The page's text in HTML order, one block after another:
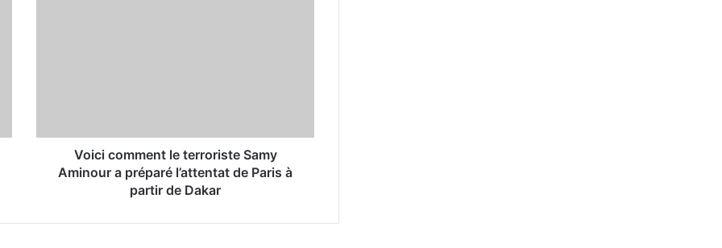
Voici comment le terroriste Samy
Aminour a préparé l’attentat de Paris à
partir de Dakar